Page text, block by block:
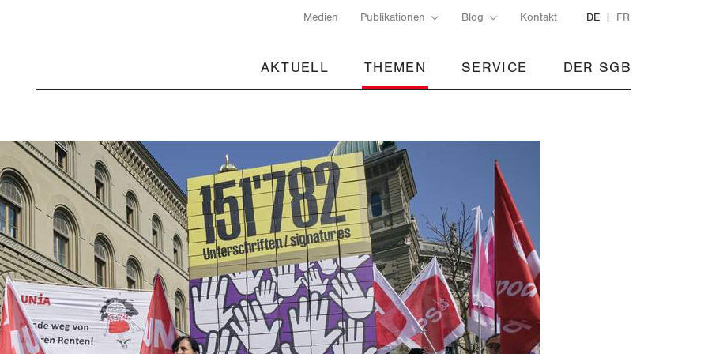
Medien Publikationen Blog Kontakt DE FR
AKTUELL THEMEN SERVICE DER SGB